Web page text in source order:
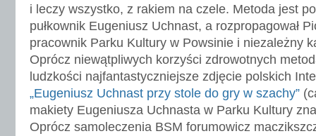
i leczy wszystko, z rakiem na czele. Metoda jest
pułkownik Eugeniusz Uchnast, a rozpropagował
pracownik Parku Kultury w Powsinie i niezależny
Oprócz niewątpliwych korzyści zdrowotnych
ludzkości najfantastyczniejsze zdjęcie polskich
„Eugeniusz Uchnast przy stole do gry w szachy”
makiety Eugeniusza Uchnasta w Parku Kultury
Oprócz samoleczenia BSM forumowicz